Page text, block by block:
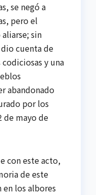
se negó a
pero el
sin
cuenta de
y una
abandonado
por los
de mayo de
con este acto,
de este
los albores